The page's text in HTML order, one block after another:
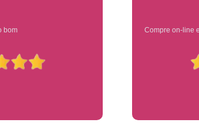
em todo estado de sp